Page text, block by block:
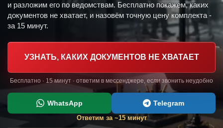
и разложим его по ведомствам. Бесплатно покажем, каких
документов не хватает, и назовём точную цену комплекта -
за 15 минут.
УЗНАТЬ, КАКИХ ДОКУМЕНТОВ НЕ ХВАТАЕТ
Бесплатно · 15 минут · ответим в мессенджере, если звонить неудобно
WhatsApp Telegram
Ответим за ~15 минут